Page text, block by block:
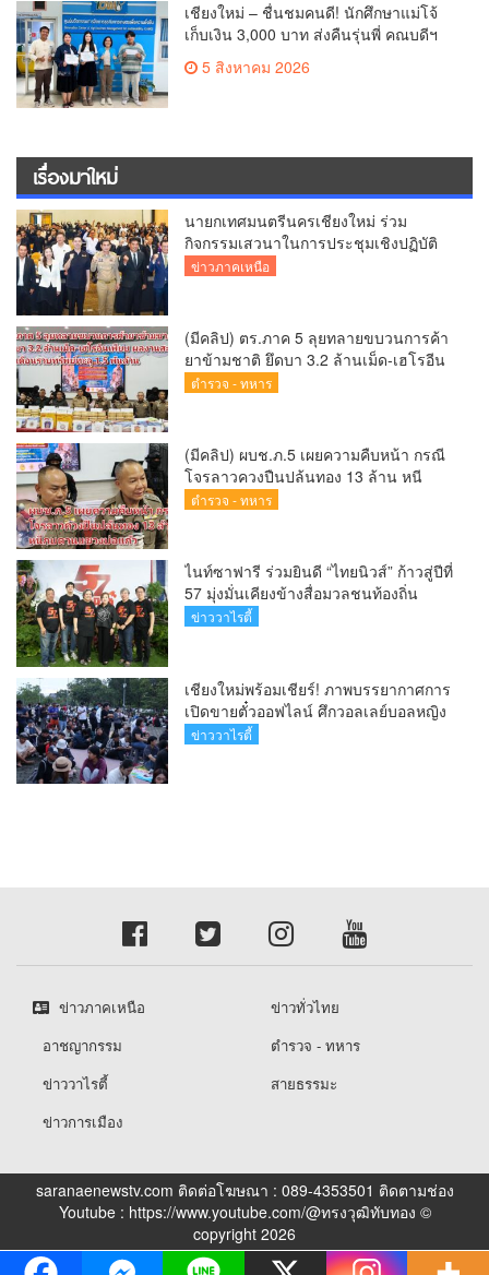
เชียงใหม่ – ชื่นชมคนดี! นักศึกษาแม่โจ้
เก็บเงิน 3,000 บาท ส่งคืนรุ่นพี่ คณบดีฯ
มอบเกียรติบัตรเชิดชู “ลูกแม่โจ้เลิศน้ำใจ”
5 สิงหาคม 2026
เรื่องมาใหม่
นายกเทศมนตรีนครเชียงใหม่ ร่วม
กิจกรรมเสวนาในการประชุมเชิงปฏิบัติ
การป้องกันการทุจริตเชิงรุก ขับเคลื่อน
ข่าวภาคเหนือ
(มีคลิป) ตร.ภาค 5 ลุยทลายขบวนการค้า
ยาข้ามชาติ ยึดบา 3.2 ล้านเม็ด-เฮโรอีน
เพียบ ผลงานสะสม 10 เดือนรวบทรัพย์
ตำรวจ - ทหาร
(มีคลิป) ผบช.ภ.5 เผยความคืบหน้า กรณี
โจรลาวควงปืนปล้นทอง 13 ล้าน หนี
กบดานแขวงบ่อแก้ว
ตำรวจ - ทหาร
ไนท์ซาฟารี ร่วมยินดี “ไทยนิวส์” ก้าวสู่ปีที่
57 มุ่งมั่นเคียงข้างสื่อมวลชนท้องถิ่น
ข่าววาไรตี้
เชียงใหม่พร้อมเชียร์! ภาพบรรยากาศการ
เปิดขายตั๋วออฟไลน์ ศึกวอลเลย์บอลหญิง
‘BYD DMI 6th SEA V Cup’ 6 ส.ค. นี้ รวม
ข่าววาไรตี้
ข่าวภาคเหนือ
ข่าวทั่วไทย
อาชญากรรม
ตำรวจ - ทหาร
ข่าววาไรตี้
สายธรรมะ
ข่าวการเมือง
saranaenewstv.com ติดต่อโฆษณา : 089-4353501 ติดตามช่อง
Youtube : https://www.youtube.com/@ทรงวุฒิทับทอง ©
copyright 2026